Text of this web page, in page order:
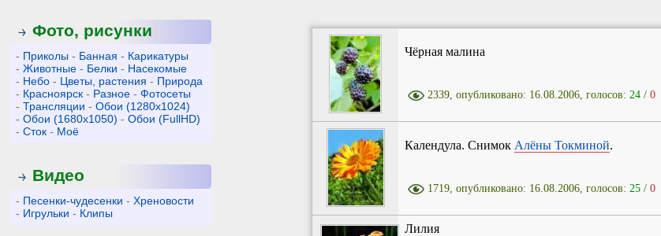
Фото, рисунки
- Приколы - Банная - Карикатуры
-Животные - Белки - Насекомые
- Небо - Цветы, растения - Природа
- Красноярск - Разное -Фотосеты
-Трансляции -Обои (1280x1024)
-Обои (1680x1050) -Обои (FullHD)
-Сток - Моё
Видео
- Песенки-чудесенки -Хреновости
- Игрульки - Клипы
Чёрная малина
2339, опубликовано: 16.08.2006, голосов: 24/ 0
Календула. Снимок Алёны Токминой.
1719, опубликовано: 16.08.2006, голосов: 25/ 0
Лилия